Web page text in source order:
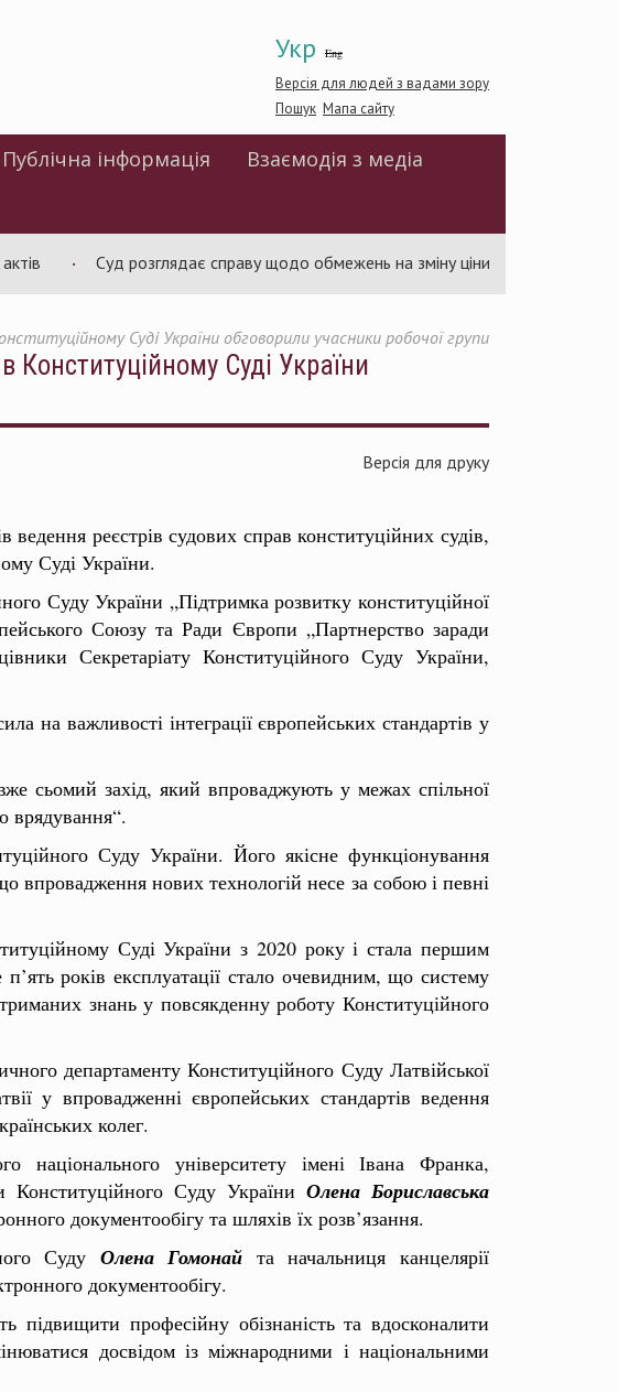
Укр Eng
Версія для людей з вадами зору
Пошук Мапа сайту
Публічна інформація
Взаємодія з медіа
Суд розглядає справу щодо обмежень на зміну ціни в договорах про
Суді України обговорили учасники робочої групи
Суді України
Версія для друку
реєстрів судових справ конституційних судів,
Суді України.
Суду України „Підтримка розвитку конституційної
Союзу та Ради Європи „Партнерство заради
Секретаріату Конституційного Суду України,
на важливості інтеграції європейських стандартів у
сьомий захід, який впроваджують у межах спільної
врядування“.
Суду України. Його якісне функціонування
впровадження нових технологій несе за собою і певні
Суді України з 2020 року і стала першим
років експлуатації стало очевидним, що систему
знань у повсякденну роботу Конституційного
департаменту Конституційного Суду Латвійської
у впровадженні європейських стандартів ведення
колег.
національного університету імені Івана Франка,
Конституційного Суду України Олена Бориславська
документообігу та шляхів їх розв’язання.
Суду Олена Гомонай та начальниця канцелярії
документообігу.
підвищити професійну обізнаність та вдосконалити
досвідом із міжнародними і національними